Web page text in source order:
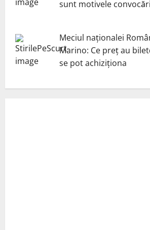
sunt motivele
Meciul naționalei
Marino: Ce preț au
se pot achiziționa